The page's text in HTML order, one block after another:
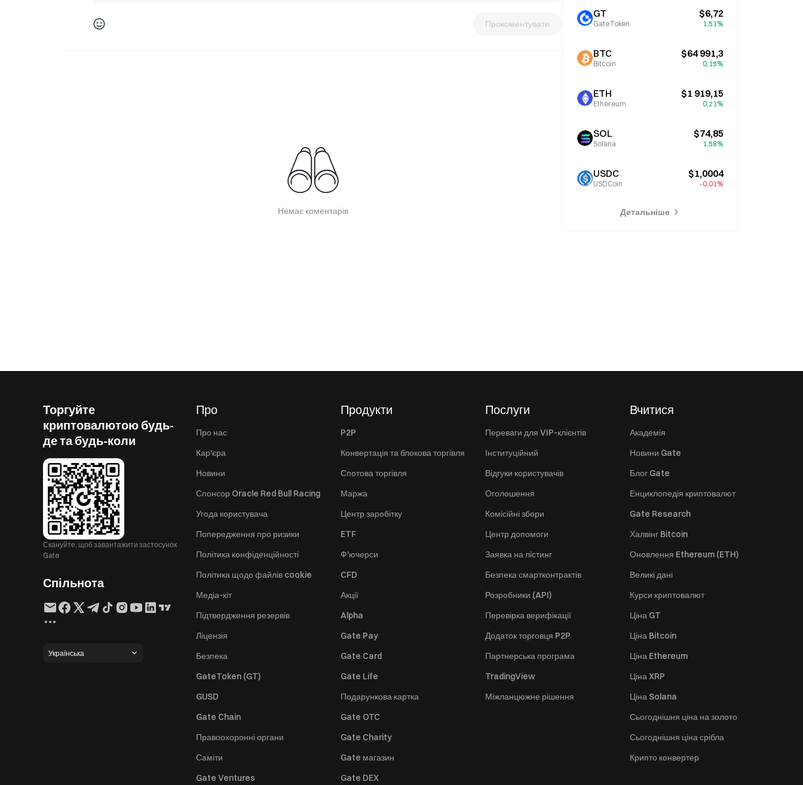
Прокоментувати
Немає коментарів
GT
GateToken
$6,72
1,51%
BTC
Bitcoin
$64 991,3
0,15%
ETH
Ethereum
$1 919,15
0,21%
SOL
Solana
$74,85
1,58%
USDC
USDCoin
$1,0004
-0,01%
Детальніше
Торгуйте
криптовалютою будь-
де та будь-коли
Скануйте, щоб завантажити застосунок
Gate
Спільнота
Українська
Про
Про нас
Кар'єра
Новини
Спонсор Oracle Red Bull Racing
Угода користувача
Попередження про ризики
Політика конфіденційності
Політика щодо файлів cookie
Медіа-кіт
Підтвердження резервів
Ліцензія
Безпека
GateToken (GT)
GUSD
Gate Chain
Правоохоронні органи
Саміти
Gate Ventures
Продукти
P2P
Конвертація та блокова торгівля
Спотова торгівля
Маржа
Центр заробітку
ETF
Ф'ючерси
CFD
Акції
Alpha
Gate Pay
Gate Card
Gate Life
Подарункова картка
Gate OTC
Gate Charity
Gate магазин
Gate DEX
Послуги
Переваги для VIP-клієнтів
Інституційний
Відгуки користувачів
Оголошення
Комісійні збори
Центр допомоги
Заявка на лістинг
Безпека смартконтрактів
Розробники (API)
Перевірка верифікації
Додаток торговця P2P
Партнерська програма
TradingView
Міжланцюжне рішення
Вчитися
Академія
Новини Gate
Блог Gate
Енциклопедія криптовалют
Gate Research
Халвінг Bitcoin
Оновлення Ethereum (ETH)
Великі дані
Курси криптовалют
Ціна GT
Ціна Bitcoin
Ціна Ethereum
Ціна XRP
Ціна Solana
Сьогоднішня ціна на золото
Сьогоднішня ціна срібла
Крипто конвертер